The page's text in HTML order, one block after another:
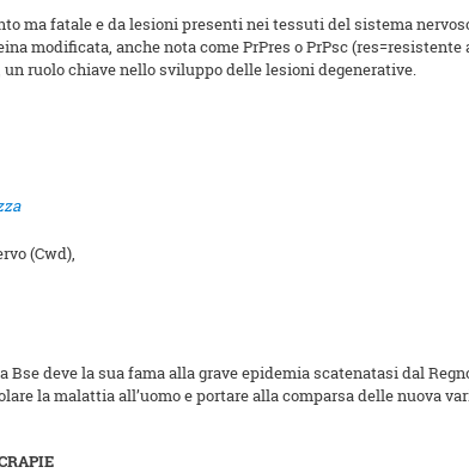
ma fatale e da lesioni presenti nei tessuti del sistema
anche nota come PrPres o PrPsc (res=resistente
ruolo chiave nello sviluppo delle lesioni degenerative.
(Cwd),
deve la sua fama alla grave epidemia scatenatasi dal
la malattia all’uomo e portare alla comparsa delle nuova